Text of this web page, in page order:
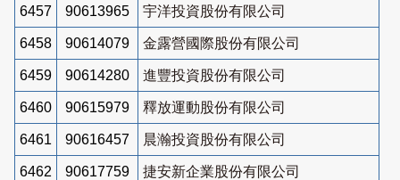
6457 90613965 宇洋投資股份有限公司
6458 90614079 金露營國際股份有限公司
6459 90614280 進豐投資股份有限公司
6460 90615979 釋放運動股份有限公司
6461 90616457 晨瀚投資股份有限公司
6462 90617759 捷安新企業股份有限公司